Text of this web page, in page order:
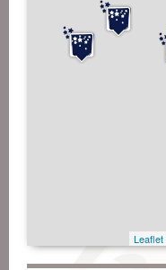
Leaflet